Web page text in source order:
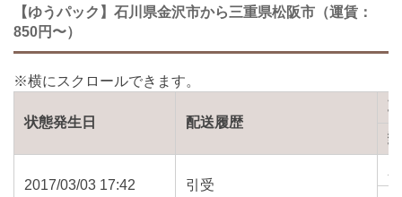
【ゆうパック】石川県金沢市から三重県松阪市（運賃：
850円〜）
状態発生日 配送履歴
2017/03/03 17:42 引受